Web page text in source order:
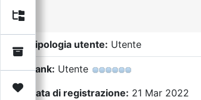
Archivio
Video
Forum
Donazione
Tipologia utente: Utente
Rank: Utente
Data di registrazione: 21 Mar 2022